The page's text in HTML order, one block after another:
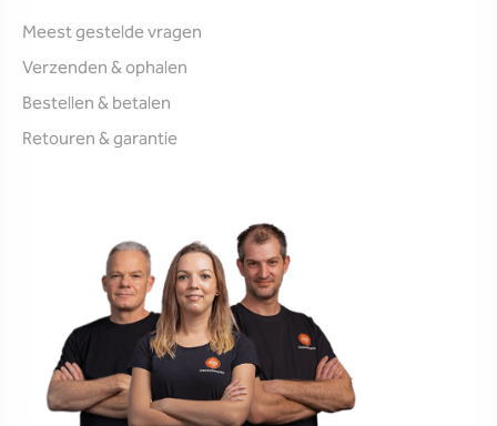
Meest gestelde vragen
Verzenden & ophalen
Bestellen & betalen
Retouren & garantie